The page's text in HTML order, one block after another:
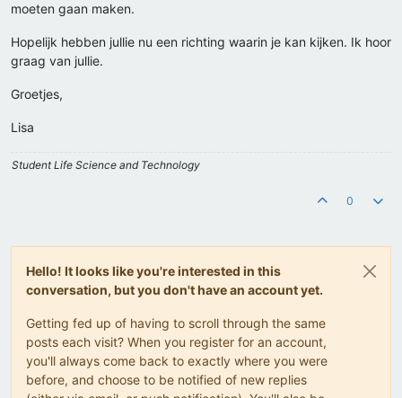
moeten gaan maken.
Hopelijk hebben jullie nu een richting waarin je kan kijken. Ik hoor
graag van jullie.
Groetjes,
Lisa
Student Life Science and Technology
0
Hello! It looks like you're interested in this
conversation, but you don't have an account yet.
Getting fed up of having to scroll through the same
posts each visit? When you register for an account,
you'll always come back to exactly where you were
before, and choose to be notified of new replies